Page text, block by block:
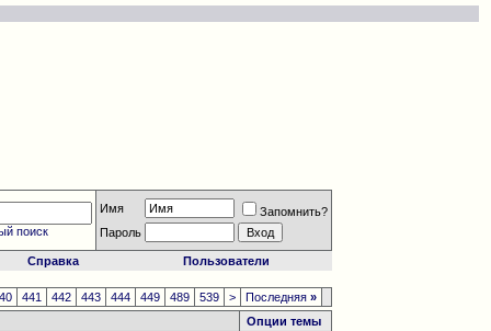
поиск
Имя
Запомнить?
Пароль
Справка Пользователи
441 442 443 444 449 489 539 > Последняя»
Опции темы